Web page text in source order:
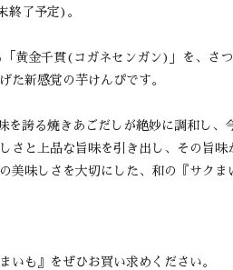
終了予定)。
黄金千貫(コガネセンガン)」を、さ
新感覚の芋けんぴです。
誇る焼きあごだしが絶妙に調和し、
さと上品な旨味を引き出し、その旨味
味しさを大切にした、和の『サクま
も』をぜひお買い求めください。